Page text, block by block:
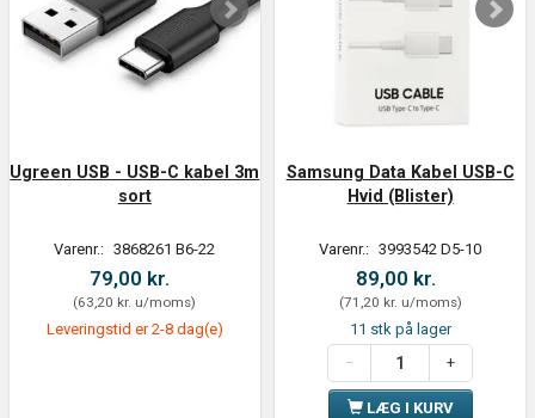
Ugreen USB - USB-C kabel 3m
sort
Varenr.: 3868261 B6-22
79,00 kr.
(63,20 kr. u/moms)
Leveringstid er 2-8 dag(e)
Samsung Data Kabel USB-C
Hvid (Blister)
Varenr.: 3993542 D5-10
89,00 kr.
(71,20 kr. u/moms)
11 stk på lager
LÆG I KURV